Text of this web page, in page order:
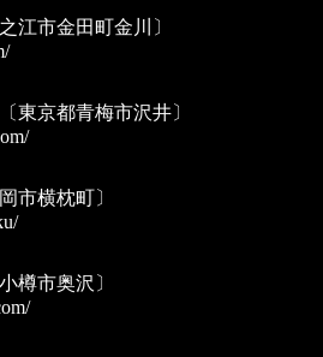
江市金田町金川〕
東京都青梅市沢井〕
市横枕町〕
樽市奥沢〕